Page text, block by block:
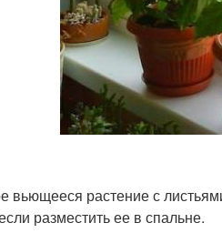
вьющееся растение с
разместить ее в спальне.